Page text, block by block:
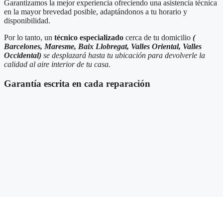
Garantizamos la mejor experiencia ofreciendo una asistencia técnica
en la mayor brevedad posible, adaptándonos a tu horario y
disponibilidad.
Por lo tanto, un técnico especializado cerca de tu domicilio (
Barcelones, Maresme, Baix Llobregat, Valles Oriental, Valles
Occidental) se desplazará hasta tu ubicación para devolverle la
calidad al aire interior de tu casa.
Garantía escrita en cada reparación